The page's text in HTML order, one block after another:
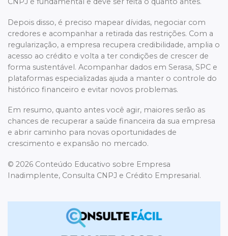
Depois disso, é preciso mapear dívidas, negociar com
credores e acompanhar a retirada das restrições. Com a
regularização, a empresa recupera credibilidade, amplia o
acesso ao crédito e volta a ter condições de crescer de
forma sustentável. Acompanhar dados em Serasa, SPC e
plataformas especializadas ajuda a manter o controle do
histórico financeiro e evitar novos problemas.
Em resumo, quanto antes você agir, maiores serão as
chances de recuperar a saúde financeira da sua empresa
e abrir caminho para novas oportunidades de
crescimento e expansão no mercado.
© 2026 Conteúdo Educativo sobre Empresa
Inadimplente, Consulta CNPJ e Crédito Empresarial.